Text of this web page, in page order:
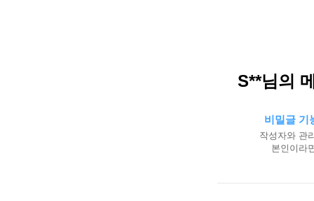
S**님의
비밀글 기
작성자와 관
본인이라